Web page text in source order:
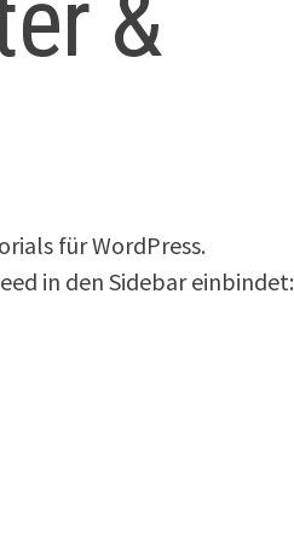
&
für WordPress.
in den Sidebar einbindet: